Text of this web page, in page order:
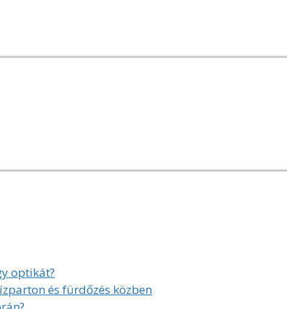
optikát?
és fürdőzés közben